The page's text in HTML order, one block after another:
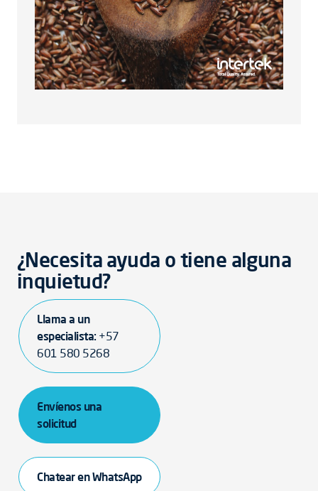
¿Necesita ayuda o tiene alguna
inquietud?
Llama a un
especialista: +57
601 580 5268
Envíenos una
solicitud
Chatear en WhatsApp